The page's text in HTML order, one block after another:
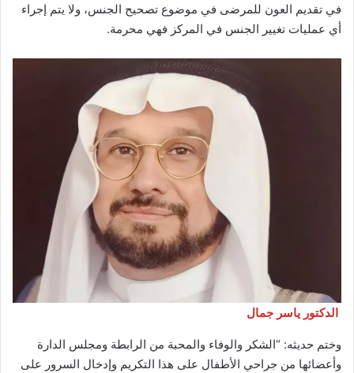
في تقديم العون للمرضى في موضوع تصحيح الجنس، ولا يتم إجراء
أي عمليات تغيير الجنس في المركز فهي محرمة.
الدكتور ياسر جمال
وختم حديثه: “الشكر والوفاء والمحبة من الرابطة ومجلس الدارة
وأعضائها من جراحي الأطفال على هذا التكريم وإدخال السرور على